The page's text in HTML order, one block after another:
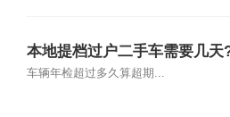
本地提档过户二手车需要几天
车辆年检超过多久算超期...